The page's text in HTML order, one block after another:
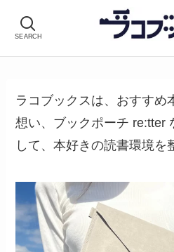
SEARCH
ラコブックスは、おすすめ
想い、ブックポーチ re:tter
して、本好きの読書環境を